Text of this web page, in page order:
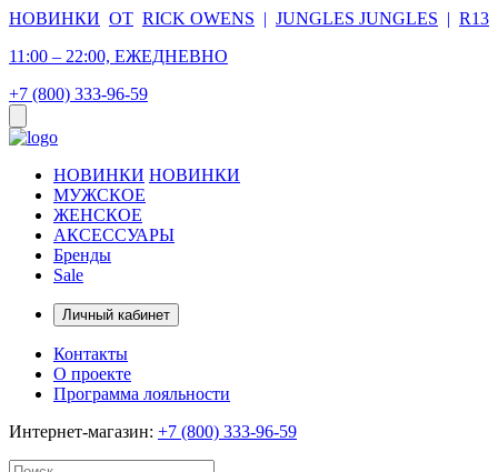
НОВИНКИ ОТ RICK OWENS | JUNGLES JUNGLES | R13
11:00 – 22:00, ЕЖЕДНЕВНО
+7 (800) 333-96-59
НОВИНКИ НОВИНКИ
МУЖСКОЕ
ЖЕНСКОЕ
АКСЕССУАРЫ
Бренды
Sale
Личный кабинет
Контакты
О проекте
Программа лояльности
Интернет-магазин: +7 (800) 333-96-59